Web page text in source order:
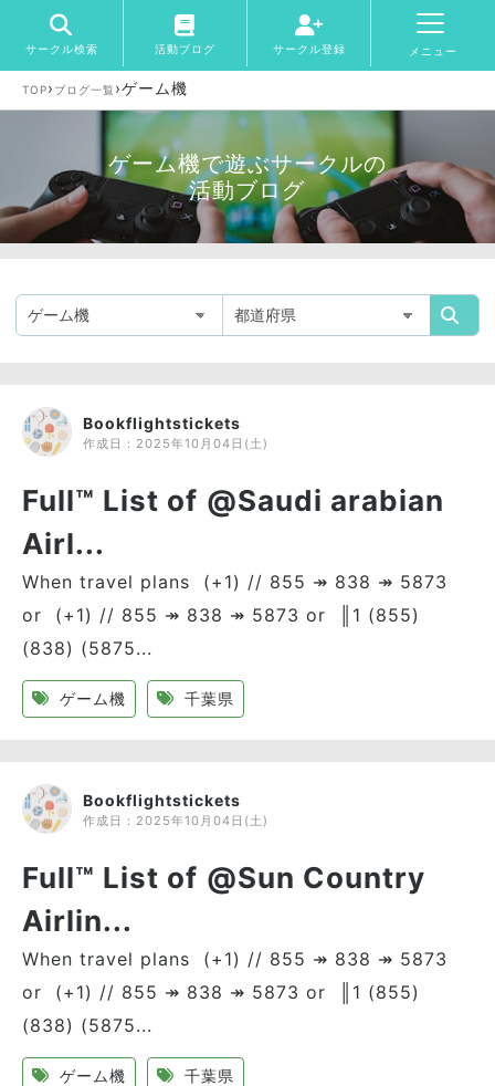
サークル検索 活動ブログ サークル登録 メニュー
TOP› ブログ一覧 ›ゲーム機
ゲーム機で遊ぶサークルの
活動ブログ
Bookflightstickets
作成日： 2025年10月04日(土)
Full™ List of @Saudi arabian
Airl...
When travel plans (+1) // 855 ↠ 838 ↠ 5873
or (+1) // 855 ↠ 838 ↠ 5873 or ║1 (855)
(838) (5875...
ゲーム機 千葉県
Bookflightstickets
作成日： 2025年10月04日(土)
Full™ List of @Sun Country
Airlin...
When travel plans (+1) // 855 ↠ 838 ↠ 5873
or (+1) // 855 ↠ 838 ↠ 5873 or ║1 (855)
(838) (5875...
ゲーム機 千葉県